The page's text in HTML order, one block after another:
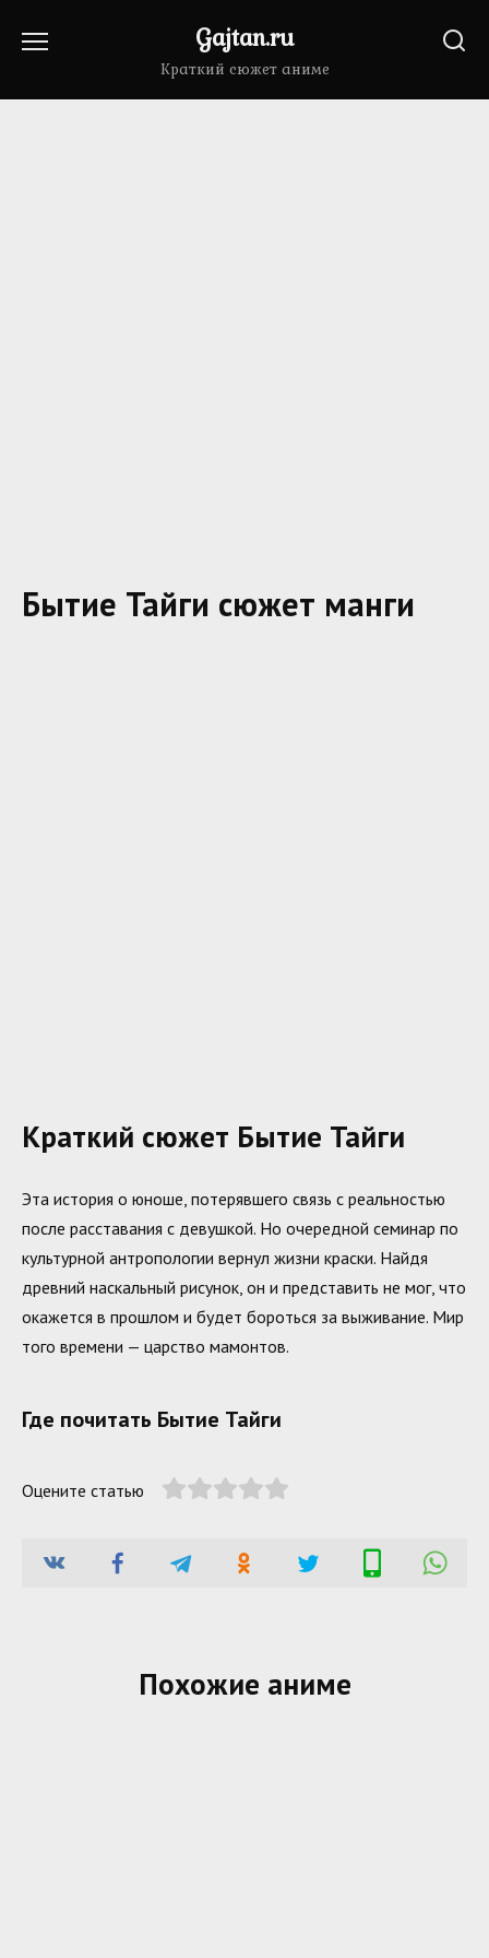
Gajtan.ru
Краткий сюжет аниме
Бытие Тайги сюжет манги
Краткий сюжет Бытие Тайги
Эта история о юноше, потерявшего связь с реальностью
после расставания с девушкой. Но очередной семинар по
культурной антропологии вернул жизни краски. Найдя
древний наскальный рисунок, он и представить не мог, что
окажется в прошлом и будет бороться за выживание. Мир
того времени — царство мамонтов.
Где почитать Бытие Тайги
Оцените статью
Похожие аниме